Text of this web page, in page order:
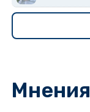
Мнения